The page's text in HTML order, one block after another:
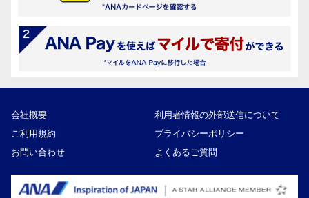
会社概要
利用者情報の外部送信について
ご利用規約
プライバシーポリシー
お問い合わせ
よくあるご質問